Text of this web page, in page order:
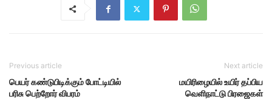
Previous article
பெயர் கண்டுபிடிக்கும் போட்டியில்
பரிசு பெற்றோர் விபரம்
Next article
மயிரிழையில் உயிர் தப்பிய
வெளிநாட்டு பிரஜைகள்